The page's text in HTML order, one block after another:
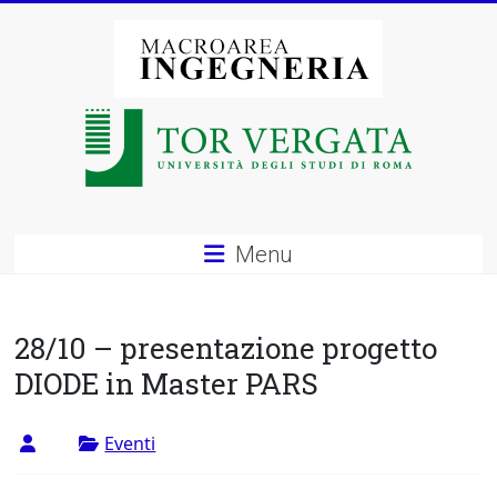
Macroarea
degli
Studi
di
Menu
28/10 – presentazione progetto
DIODE in Master PARS
Eventi